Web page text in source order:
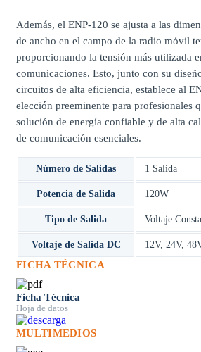
Además, el ENP-120 se ajusta a las
de ancho en el campo de la radio móvil
proporcionando la tensión más utilizada
comunicaciones. Esto, junto con su
circuitos de alta eficiencia, establece al
elección preeminente para profesionales
solución de energía confiable y de alta
de comunicación esenciales.
Número de Salidas 1 Salida
Potencia de Salida 120W
Tipo de Salida Voltaje
Voltaje de Salida DC 12V, 24V,
FICHA TÉCNICA
Ficha Técnica
Hoja de datos
MULTIMEDIOS